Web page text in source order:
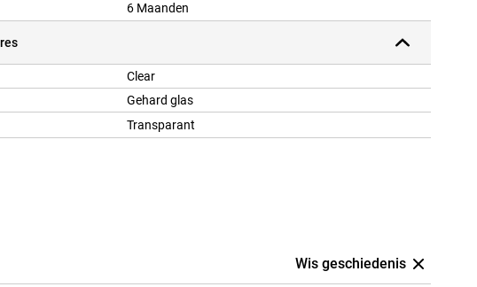
6 Maanden
Clear
Gehard glas
Transparant
Wis geschiedenis